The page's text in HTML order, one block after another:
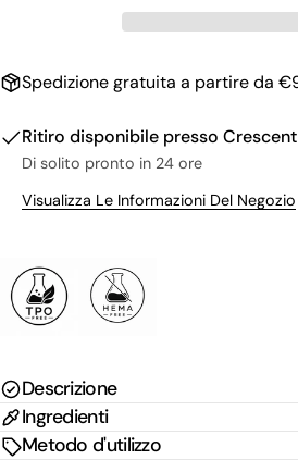
Spedizione gratuita a partire da
Ritiro disponibile presso
Di solito pronto in 24 ore
Visualizza Le Informazioni Del Negozio
Descrizione
Ingredienti
Metodo d'utilizzo
Condividi
su
Facebook
Condividi
su
X
Pin
su
Pinterest
tuo
Il
messaggio